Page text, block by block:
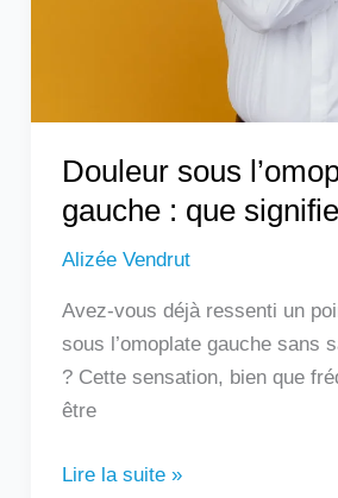
Douleur sous
gauche : que
Alizée Vendrut
Avez-vous déjà ressenti un
sous l’omoplate gauche sans
? Cette sensation, bien que
être
?
Lire la suite »